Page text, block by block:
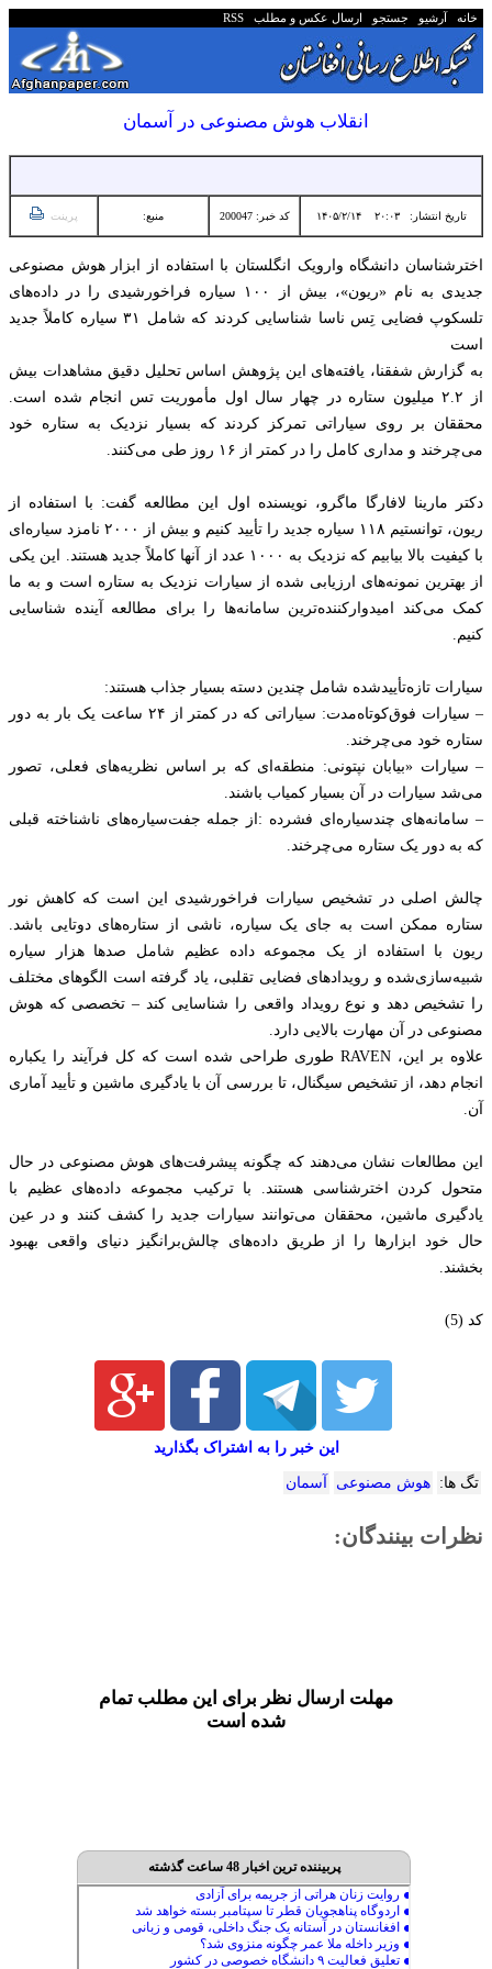
خانه آرشیو جستجو ارسال عکس و مطلب RSS
انقلاب هوش مصنوعی در آسمان
تاریخ انتشار:۲۰:۰۳ ۱۴۰۵/۲/۱۴ کد خبر: 200047 منبع: پرینت
اخترشناسان دانشگاه وارویک انگلستان با استفاده از ابزار هوش مصنوعی
جدیدی به نام «ریون»، بیش از ۱۰۰ سیاره فراخورشیدی را در داده‌های
تلسکوپ فضایی تِس ناسا شناسایی کردند که شامل ۳۱ سیاره کاملاً جدید
است
به گزارش شفقنا، یافته‌های این پژوهش اساس تحلیل دقیق مشاهدات بیش
از ۲.۲ میلیون ستاره در چهار سال اول مأموریت تس انجام شده است.
محققان بر روی سیاراتی تمرکز کردند که بسیار نزدیک به ستاره خود
می‌چرخند و مداری کامل را در کمتر از ۱۶ روز طی می‌کنند.
دکتر مارینا لافارگا ماگرو، نویسنده اول این مطالعه گفت: با استفاده از
ریون، توانستیم ۱۱۸ سیاره جدید را تأیید کنیم و بیش از ۲۰۰۰ نامزد سیاره‌ای
با کیفیت بالا بیابیم که نزدیک به ۱۰۰۰ عدد از آنها کاملاً جدید هستند. این یکی
از بهترین نمونه‌های ارزیابی شده از سیارات نزدیک به ستاره است و به ما
کمک می‌کند امیدوارکننده‌ترین سامانه‌ها را برای مطالعه آینده شناسایی
کنیم.
سیارات تازه‌تأییدشده شامل چندین دسته بسیار جذاب هستند:
– سیارات فوق‌کوتاه‌مدت: سیاراتی که در کمتر از ۲۴ ساعت یک بار به دور
ستاره خود می‌چرخند.
– سیارات «بیابان نپتونی: منطقه‌ای که بر اساس نظریه‌های فعلی، تصور
می‌شد سیارات در آن بسیار کمیاب باشند.
– سامانه‌های چندسیاره‌ای فشرده :از جمله جفت‌سیاره‌های ناشناخته قبلی
که به دور یک ستاره می‌چرخند.
چالش اصلی در تشخیص سیارات فراخورشیدی این است که کاهش نور
ستاره ممکن است به جای یک سیاره، ناشی از ستاره‌های دوتایی باشد.
ریون با استفاده از یک مجموعه داده عظیم شامل صدها هزار سیاره
شبیه‌سازی‌شده و رویدادهای فضایی تقلبی، یاد گرفته است الگوهای مختلف
را تشخیص دهد و نوع رویداد واقعی را شناسایی کند – تخصصی که هوش
مصنوعی در آن مهارت بالایی دارد.
علاوه بر این، RAVEN طوری طراحی شده است که کل فرآیند را یکباره
انجام دهد، از تشخیص سیگنال، تا بررسی آن با یادگیری ماشین و تأیید آماری
آن.
این مطالعات نشان می‌دهند که چگونه پیشرفت‌های هوش مصنوعی در حال
متحول کردن اخترشناسی هستند. با ترکیب مجموعه داده‌های عظیم با
یادگیری ماشین، محققان می‌توانند سیارات جدید را کشف کنند و در عین
حال خود ابزارها را از طریق داده‌های چالش‌برانگیز دنیای واقعی بهبود
بخشند.
کد (5)
این خبر را به اشتراک بگذارید
تگ ها: هوش مصنوعی آسمان
نظرات بینندگان:
مهلت ارسال نظر برای این مطلب تمام
شده است
پربیننده ترین اخبار 48 ساعت گذشته